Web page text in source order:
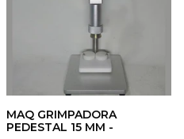
MAQ GRIMPADORA
PEDESTAL 15 MM -